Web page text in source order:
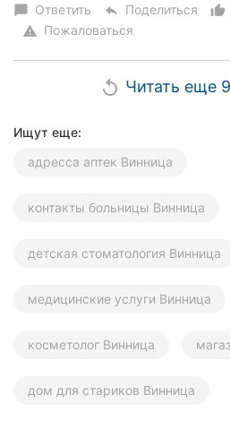
chat_bubble Ответить reply Поделиться
warning Пожаловаться
replay Читать еще
Ищут еще:
адресса аптек Винница
контакты больницы Винница
детская стоматология Винница
медицинские услуги Винница
косметолог Винница
дом для стариков Винница